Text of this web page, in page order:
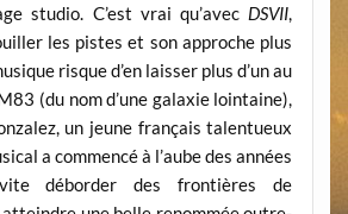
studio. C’est vrai qu’avec DSVII,
les pistes et son approche plus
risque d’en laisser plus d’un au
(du nom d’une galaxie lointaine),
un jeune français talentueux
a commencé à l’aube des années
déborder des frontières de